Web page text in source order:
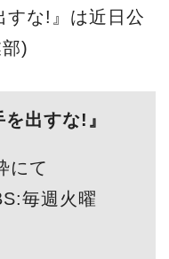
すな!』は近日公
)
出すな!』
にて
毎週火曜